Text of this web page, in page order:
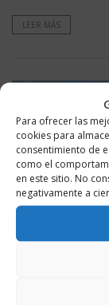
Para ofrecer las
cookies para
consentimiento de
como el
en este sitio. No
negativamente a
LEER MÁS